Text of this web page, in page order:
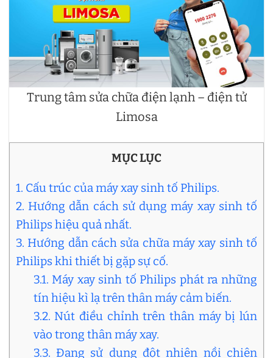
Trung tâm sửa chữa điện lạnh – điện tử
Limosa
MỤC LỤC
1. Cấu trúc của máy xay sinh tố Philips.
2. Hướng dẫn cách sử dụng máy xay sinh tố
Philips hiệu quả nhất.
3. Hướng dẫn cách sửa chữa máy xay sinh tố
Philips khi thiết bị gặp sự cố.
3.1. Máy xay sinh tố Philips phát ra những
tín hiệu kì lạ trên thân máy cảm biến.
3.2. Nút điều chỉnh trên thân máy bị lún
vào trong thân máy xay.
3.3. Đang sử dụng đột nhiên nồi chiên